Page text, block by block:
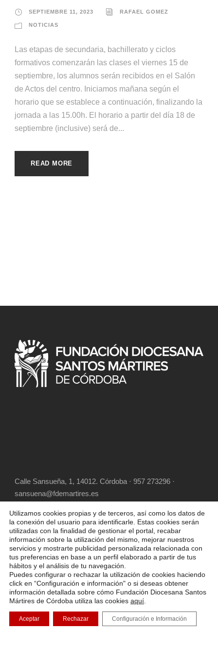
SEPTIEMBRE 11, 2023 RAFAEL GOMEZ
NOTICIAS
Las etapas de secundaria, bachillerato y ciclos
formativos comenzarán las clases el viernes 15 de
septiembre, los alumnos serán recibidos en el Salón
de Actos del centro. Iniciamos mañana según el
horario que se establece a continuación, finalizando la
jornada a las 15.00h. El horario a partir del día 18 de
septiembre (inclusive) será de...
READ MORE
Calle Sansueña, 1, 14012. Córdoba · 957 273296 ·
sansuena@fdemartires.es
COPYRIGHT 2025 FUNDACIÓN DIOCESANA
SANTOS MÁRTIRES, ALL RIGHT RESERVED
POLÍTICA DE COOKIES AVISO LEGAL
POLÍTICA DE PRIVACIDAD
Utilizamos cookies propias y de terceros, así como los datos de
la conexión del usuario para identificarle. Estas cookies serán
utilizadas con la finalidad de gestionar el portal, recabar
información sobre la utilización del mismo, mejorar nuestros
servicios y mostrarte publicidad personalizada relacionada con
tus preferencias en base a un perfil elaborado a partir de tus
hábitos y el análisis de tu navegación.
Puedes configurar o rechazar la utilización de cookies haciendo
click en “Configuración e información" o si deseas obtener
información detallada sobre cómo Fundación Diocesana Santos
Mártires de Córdoba utiliza las cookies aquí
Aceptar Rechazar Configuración e Información